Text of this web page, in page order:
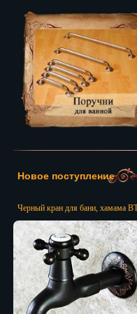
Новое поступление
Черный кран для бани, хамама